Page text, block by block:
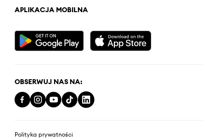
APLIKACJA MOBILNA
OBSERWUJ NAS NA:
Polityka prywatności